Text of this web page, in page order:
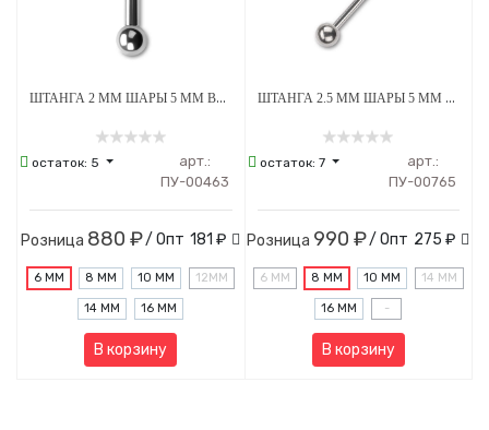
ШТАНГА 2 ММ ШАРЫ 5 ММ ВНУТРЕННЯЯ РЕЗЬБА ТИТАН
остаток: 5
арт.:
ПУ-00463
Розница 880 ₽/ Опт 181 ₽
6 ММ 8 ММ 10 ММ 12MM
14 ММ 16 ММ
В корзину
ШТАНГА 2.5 ММ ШАРЫ 5 ММ ВНУТРЕННЯЯ РЕЗЬБА ТИТАН
остаток:7
арт.:
ПУ-00765
Розница 990 ₽/ Опт 275 ₽
6 ММ 8 ММ 10 ММ 14 ММ
16 ММ -
В корзину